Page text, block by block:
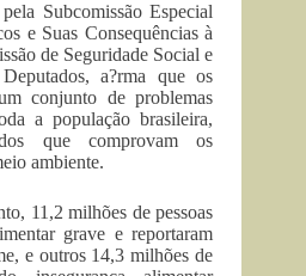
Subcomissão Especial
e Suas Consequências à
de Seguridade Social e
a?rma que os
conjunto de problemas
a população brasileira,
que comprovam os
ambiente.
11,2 milhões de pessoas
grave e reportaram
e outros 14,3 milhões de